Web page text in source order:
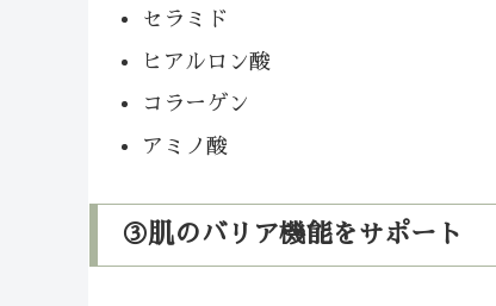
セラミド
ヒアルロン酸
コラーゲン
アミノ酸
③肌のバリア機能をサポート